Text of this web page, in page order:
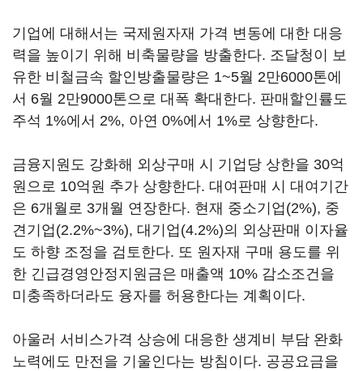
기업에 대해서는 국제원자재 가격 변동에 대한 대응
력을 높이기 위해 비축물량을 방출한다. 조달청이 보
유한 비철금속 할인방출물량은 1~5월 2만6000톤에
서 6월 2만9000톤으로 대폭 확대한다. 판매할인률도
주석 1%에서 2%, 아연 0%에서 1%로 상향한다.
금융지원도 강화해 외상구매 시 기업당 상한을 30억
원으로 10억원 추가 상향한다. 대여판매 시 대여기간
은 6개월로 3개월 연장한다. 현재 중소기업(2%), 중
견기업(2.2%~3%), 대기업(4.2%)의 외상판매 이자율
도 하향 조정을 검토한다. 또 원자재 구매 용도를 위
한 긴급경영안정지원금은 매출액 10% 감소조건을
미충족하더라도 융자를 허용한다는 계획이다.
아울러 서비스가격 상승에 대응한 생계비 부담 완화
노력에도 만전을 기울인다는 방침이다. 공공요금을